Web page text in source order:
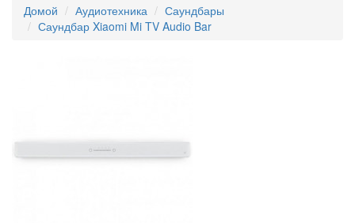
Домой Аудиотехника
Саундбары
Саундбар Xiaomi Mi TV Audio Bar